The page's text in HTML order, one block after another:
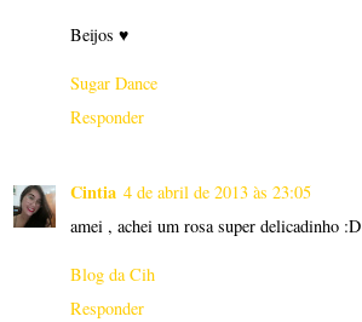
Beijos ♥
Sugar Dance
Responder
Cintia 4 de abril de 2013 às 23:05
amei , achei um rosa super delicadinho :D
Blog da Cih
Responder